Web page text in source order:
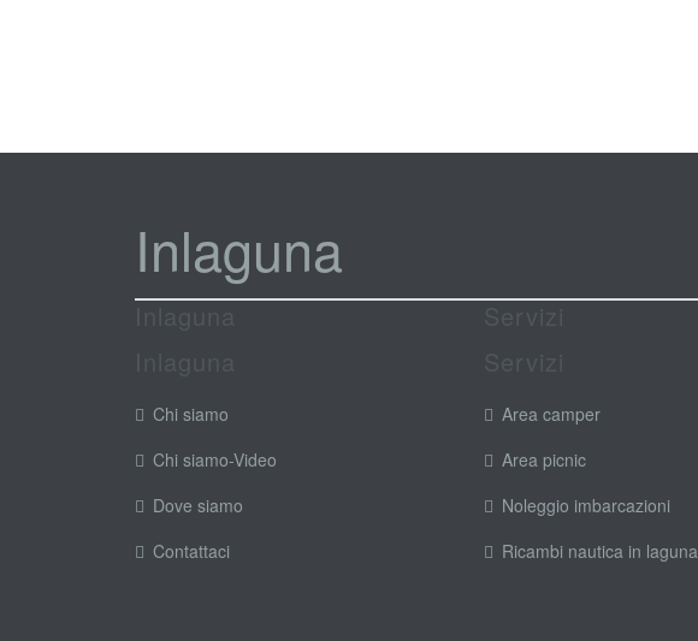
Inlaguna
Chi siamo
Chi siamo-Video
Dove siamo
Contattaci
Area camper
Area picnic
Noleggio imbarcazioni
Ricambi nautica in laguna